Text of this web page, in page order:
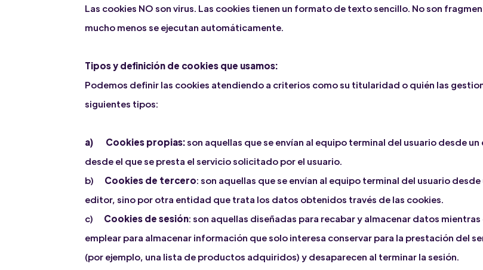
Las cookies NO son virus. Las cookies tienen un formato de texto sencillo. No son
mucho menos se ejecutan automáticamente.
Tipos y definición de cookies que usamos:
Podemos definir las cookies atendiendo a criterios como su titularidad o quién las
siguientes tipos:
a) Cookies propias:son aquellas que se envían al equipo terminal del usuario desde
desde el que se presta el servicio solicitado por el usuario.
b) Cookies de tercero: son aquellas que se envían al equipo terminal del usuario
editor, sino por otra entidad que trata los datos obtenidos través de las cookies.
c) Cookies de sesión: son aquellas diseñadas para recabar y almacenar datos
emplear para almacenar información que solo interesa conservar para la prestación del
(por ejemplo, una lista de productos adquiridos) y desaparecen al terminar la sesión.